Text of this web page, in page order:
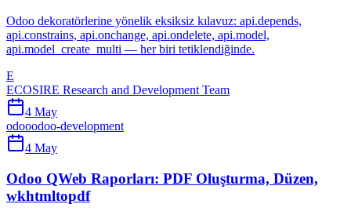
Odoo dekoratörlerine yönelik eksiksiz kılavuz: api.depends,
api.constrains, api.onchange, api.ondelete, api.model,
api.model_create_multi — her biri tetiklendiğinde.
E
ECOSIRE Research and Development Team
4 May
odooodoo-development
4 May
Odoo QWeb Raporları: PDF Oluşturma, Düzen,
wkhtmltopdf